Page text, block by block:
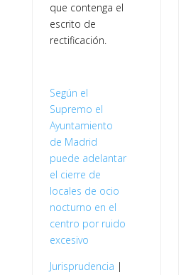
que contenga el
escrito de
rectificación.
Según el
Supremo el
Ayuntamiento
de Madrid
puede adelantar
el cierre de
locales de ocio
nocturno en el
centro por ruido
excesivo
Jurisprudencia |